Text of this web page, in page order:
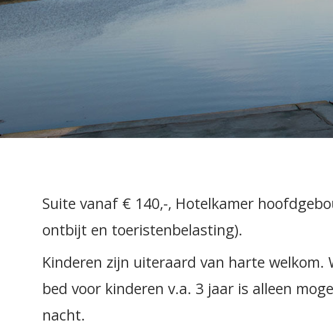
Suite vanaf € 140,-, Hotelkamer
ontbijt en toeristenbelasting).
Kinderen zijn uiteraard van harte welkom.
bed voor kinderen v.a. 3 jaar is alleen
nacht.